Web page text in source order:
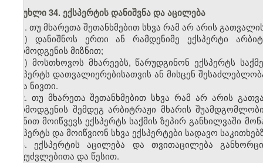
მუხლი 34. ექსპერტის დანიშვნა და აცილება
1. თუ მხარეთა შეთანხმებით სხვა რამ არ არის
ა) დანიშნოს ერთი ან რამდენიმე ექსპერტი
წარმოდგენის მიზნით;
ბ) მოსთხოვოს მხარეებს, წარუდგინონ ექსპერტს
ექსპერტს დათვალიერებისათვის ან მისცენ
სხვა ნივთი.
2. თუ მხარეთა შეთანხმებით სხვა რამ არ არის
წარმოდგენის შემდეგ არბიტრაჟი მხარის
მიზნით მოიწვევს ექსპერტს საქმის ზეპირ განხილვაში
ექსპერტს და მოიწვიონ სხვა ექსპერტები სადავო
3. ექსპერტის აცილება და თვითაცილება
საფუძვლებითა და წესით.